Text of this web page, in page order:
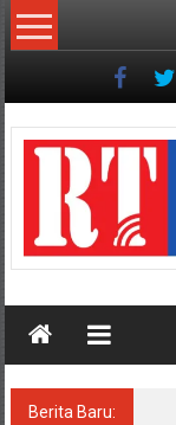
Lompat
ke
Rakyat
Today
Saluran
aspirasi
rakyat
dan
maju
Berita Baru: